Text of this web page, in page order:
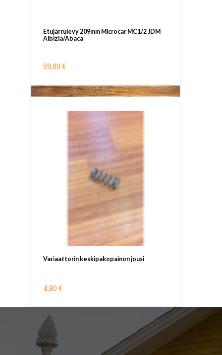
Etujarrulevy 209mm Microcar MC1/2 JDM
Albizia/Abaca
59,00 €
Variaattorin keskipakopainon jousi
4,80 €